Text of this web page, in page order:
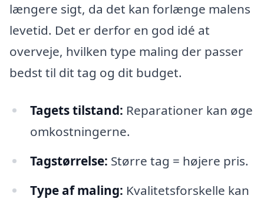
længere sigt, da det kan forlænge malens
levetid. Det er derfor en god idé at
overveje, hvilken type maling der passer
bedst til dit tag og dit budget.
Tagets tilstand: Reparationer kan øge
omkostningerne.
Tagstørrelse: Større tag = højere pris.
Type af maling: Kvalitetsforskelle kan